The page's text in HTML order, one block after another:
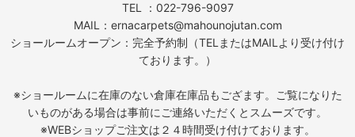
TEL ：022-796-9097
MAIL：ernacarpets@mahounojutan.com
ショールームオープン：完全予約制（TELまたはMAILより受け付け
ております。）
※ショールームに在庫のない倉庫在庫品もござます。ご覧になりた
いものがある場合は事前にご連絡いただくとスムーズです。
※WEBショップご注文は２４時間受け付けております。